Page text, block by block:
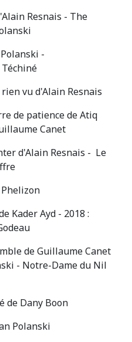
Resnais - The
-
vu d'Alain Resnais
de patience de Atiq
Canet
d'Alain Resnais - Le
Phelizon
Kader Ayd - 2018 :
de Guillaume Canet
- Notre-Dame du Nil
de Dany Boon
Polanski